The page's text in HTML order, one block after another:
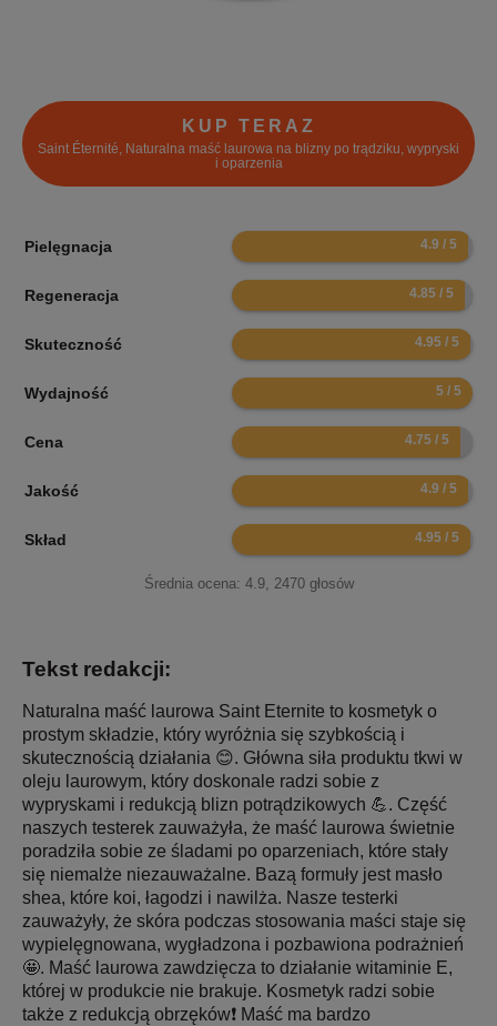
KUP TERAZ
Saint Éternité, Naturalna maść laurowa na blizny po trądziku, wypryski
i oparzenia
Pielęgnacja 9.8
Regeneracja 9.7
Skuteczność 9.9
Wydajność 10
Cena 9.5
Jakość 9.8
Skład 9.9
Średnia ocena: 4.9, 2470głosów
Tekst redakcji:
Naturalna maść laurowa Saint Eternite to kosmetyk o
prostym składzie, który wyróżnia się szybkością i
skutecznością działania 😊. Główna siła produktu tkwi w
oleju laurowym, który doskonale radzi sobie z
wypryskami i redukcją blizn potrądzikowych 💪. Część
naszych testerek zauważyła, że maść laurowa świetnie
poradziła sobie ze śladami po oparzeniach, które stały
się niemalże niezauważalne. Bazą formuły jest masło
shea, które koi, łagodzi i nawilża. Nasze testerki
zauważyły, że skóra podczas stosowania maści staje się
wypielęgnowana, wygładzona i pozbawiona podrażnień
🤩. Maść laurowa zawdzięcza to działanie witaminie E,
której w produkcie nie brakuje. Kosmetyk radzi sobie
także z redukcją obrzęków❗ Maść ma bardzo